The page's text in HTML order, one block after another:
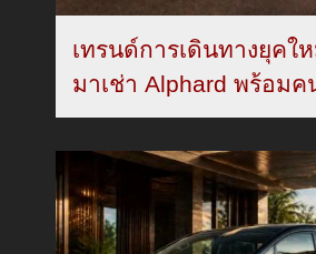
เทรนด์การเดินทางยุค
มาเช่า Alphard พร้อม